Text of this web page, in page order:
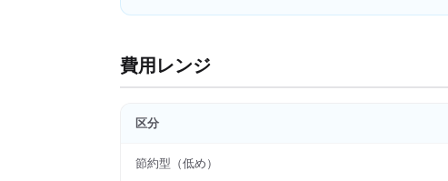
費用レンジ
区分
節約型（低め）